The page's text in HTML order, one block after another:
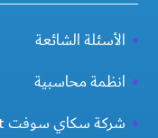
الأسئلة الشائعة
انظمة محاسبية
شركة سكاي سوفت Skysoft